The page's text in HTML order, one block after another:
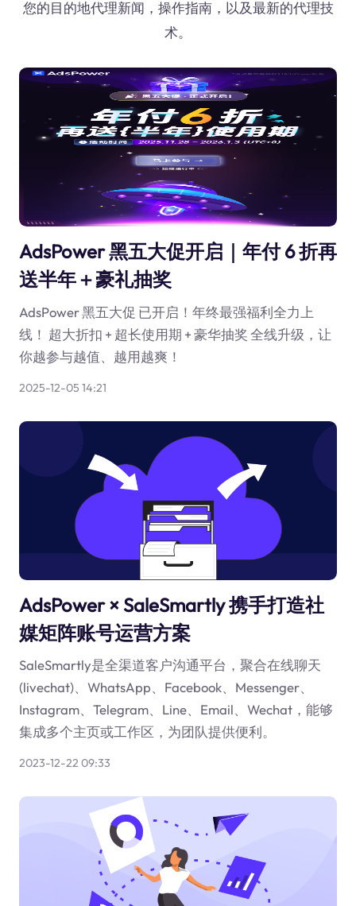
您的目的地代理新闻，操作指南，以及最新的代理技
术。
AdsPower 黑五大促开启｜年付 6 折再
送半年＋豪礼抽奖
AdsPower 黑五大促 已开启！年终最强福利全力上
线！ 超大折扣 + 超长使用期 + 豪华抽奖 全线升级，让
你越参与越值、越用越爽！
2025-12-05 14:21
AdsPower × SaleSmartly 携手打造社
媒矩阵账号运营方案
SaleSmartly是全渠道客户沟通平台，聚合在线聊天
(livechat)、WhatsApp、Facebook、Messenger、
Instagram、Telegram、Line、Email、Wechat，能够
集成多个主页或工作区，为团队提供便利。
2023-12-22 09:33